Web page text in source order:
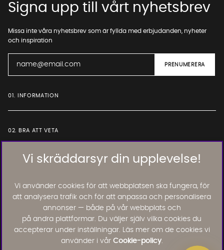
Vi skräddarsyr din upplevelse!
Vi använder cookies för att webbplatsen ska fungera, för
att analysera trafik och för att anpassa och personalisera
annonser — både på vår webbplats och
på andra plattformar. Du väljer själv vilka cookies du
accepterar under inställningar. Läs mer om de cookies vi
använder i vår Cookie-policy.
Signa upp till vårt nyhetsbrev
Missa inte våra nyhetsbrev som är fyllda med erbjudanden, nyheter
och inspiration
01. INFORMATION
02. BRA ATT VETA
Läs och lämna kundomdömen: